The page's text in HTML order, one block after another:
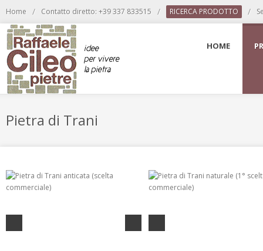
Home / Contatto diretto: +39 337 833515 / RICERCA PRODOTTO /
HOME
Pietra di Trani